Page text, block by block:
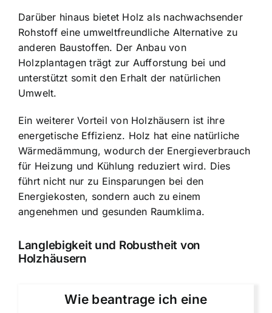
Darüber hinaus bietet Holz als nachwachsender
Rohstoff eine umweltfreundliche Alternative zu
anderen Baustoffen. Der Anbau von
Holzplantagen trägt zur Aufforstung bei und
unterstützt somit den Erhalt der natürlichen
Umwelt.
Ein weiterer Vorteil von Holzhäusern ist ihre
energetische Effizienz. Holz hat eine natürliche
Wärmedämmung, wodurch der Energieverbrauch
für Heizung und Kühlung reduziert wird. Dies
führt nicht nur zu Einsparungen bei den
Energiekosten, sondern auch zu einem
angenehmen und gesunden Raumklima.
Langlebigkeit und Robustheit von
Holzhäusern
Wie beantrage ich eine